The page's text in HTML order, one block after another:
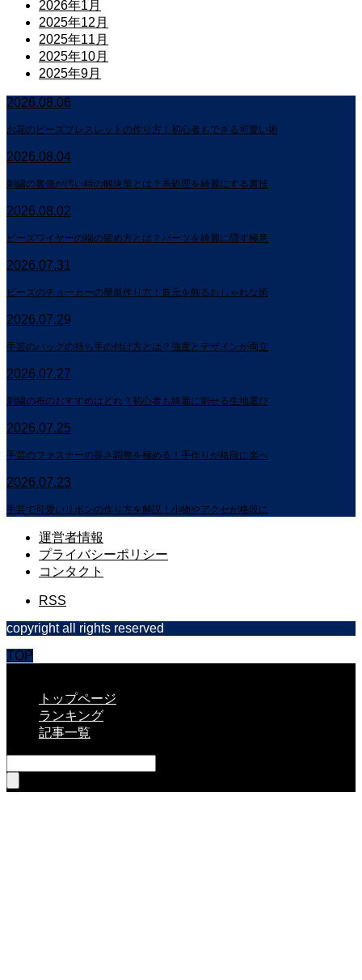
2026年1月
2025年12月
2025年11月
2025年10月
2025年9月
2026.08.06
お花のビーズブレスレットの作り方！初心者もできる可愛い術
2026.08.04
刺繍の裏側が汚い時の解決策とは？糸処理を綺麗にする裏技
2026.08.02
ビーズワイヤーの端の留め方とは？パーツを綺麗に隠す極意
2026.07.31
ビーズのチョーカーの簡単作り方！首元を飾るおしゃれな術
2026.07.29
手芸のバッグの持ち手の付け方とは？強度とデザインが両立
2026.07.27
刺繍の布のおすすめはどれ？初心者も綺麗に刺せる生地選び
2026.07.25
手芸のファスナーの長さ調整を極める！手作りが格段に楽へ
2026.07.23
手芸で可愛いリボンの作り方を解説！小物やアクセが格段に
運営者情報
プライバシーポリシー
コンタクト
RSS
copyright all rights reserved
TOP
トップページ
ランキング
記事一覧